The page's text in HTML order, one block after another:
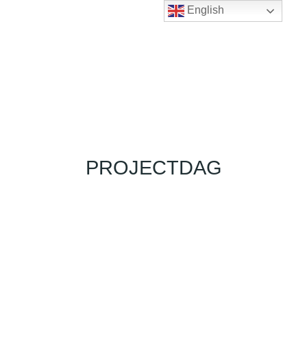
PROJECTDAG
English